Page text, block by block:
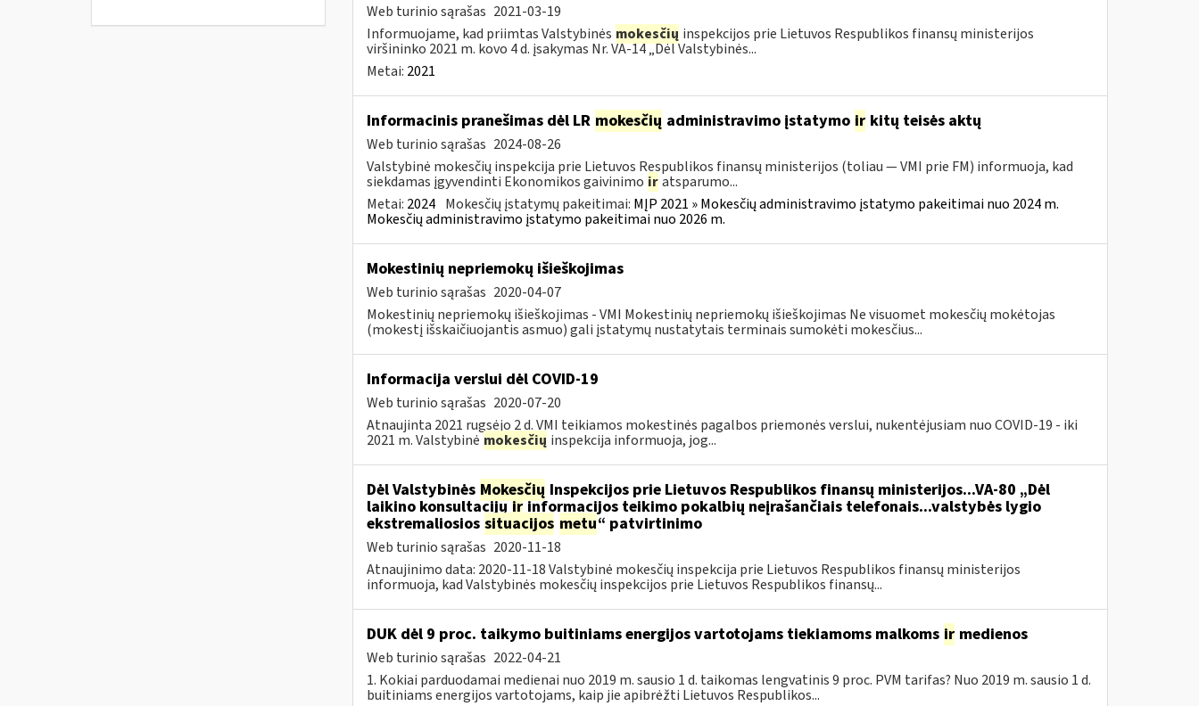
Web turinio sąrašas 2021-03-19
Informuojame, kad priimtas Valstybinės mokesčių inspekcijos prie Lietuvos Respublikos finansų ministerijos
viršininko 2021 m. kovo 4 d. įsakymas Nr. VA-14 „Dėl Valstybinės...
Metai: 2021
Informacinis pranešimas dėl LR mokesčių administravimo įstatymo irkitų teisės aktų
Web turinio sąrašas 2024-08-26
Valstybinė mokesčių inspekcija prie Lietuvos Respublikos finansų ministerijos (toliau — VMI prie FM) informuoja, kad
siekdamas įgyvendinti Ekonomikos gaivinimo ir atsparumo...
Metai: 2024 Mokesčių įstatymų pakeitimai: MĮP 2021 » Mokesčių administravimo įstatymo pakeitimai nuo 2024 m.
Mokesčių administravimo įstatymo pakeitimai nuo 2026 m.
Mokestinių nepriemokų išieškojimas
Web turinio sąrašas 2020-04-07
Mokestinių nepriemokų išieškojimas - VMI Mokestinių nepriemokų išieškojimas Ne visuomet mokesčių mokėtojas
(mokestį išskaičiuojantis asmuo) gali įstatymų nustatytais terminais sumokėti mokesčius...
Informacija verslui dėl COVID-19
Web turinio sąrašas 2020-07-20
Atnaujinta 2021 rugsėjo 2 d. VMI teikiamos mokestinės pagalbos priemonės verslui, nukentėjusiam nuo COVID-19 - iki
2021 m. Valstybinė mokesčių inspekcija informuoja, jog...
Dėl Valstybinės Mokesčių Inspekcijos prie Lietuvos Respublikos finansų ministerijos...VA-80 „Dėl
laikino konsultacijųirinformacijos teikimo pokalbių neįrašančiais telefonais...valstybės lygio
ekstremaliosios situacijos metu“ patvirtinimo
Web turinio sąrašas 2020-11-18
Atnaujinimo data: 2020-11-18 Valstybinė mokesčių inspekcija prie Lietuvos Respublikos finansų ministerijos
informuoja, kad Valstybinės mokesčių inspekcijos prie Lietuvos Respublikos finansų...
DUK dėl 9 proc. taikymo buitiniams energijos vartotojams tiekiamoms malkoms irmedienos
Web turinio sąrašas 2022-04-21
1. Kokiai parduodamai medienai nuo 2019 m. sausio 1 d. taikomas lengvatinis 9 proc. PVM tarifas? Nuo 2019 m. sausio 1 d.
buitiniams energijos vartotojams, kaip jie apibrėžti Lietuvos Respublikos...